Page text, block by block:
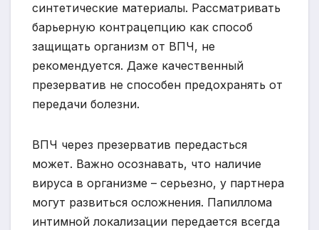
синтетические материалы. Рассматривать
барьерную контрацепцию как способ
защищать организм от ВПЧ, не
рекомендуется. Даже качественный
презерватив не способен предохранять от
передачи болезни.
ВПЧ через презерватив передасться
может. Важно осознавать, что наличие
вируса в организме – серьезно, у партнера
могут развиться осложнения. Папиллома
интимной локализации передается всегда